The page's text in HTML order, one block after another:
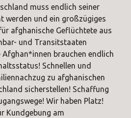
muss endlich seiner
werden und ein großzügiges
afghanische Geflüchtete aus
und Transitstaaten
Afghan*innen brauchen endlich
Schnellen und
zu afghanischen
sicherstellen! Schaffung
Wir haben Platz!
Kundgebung am